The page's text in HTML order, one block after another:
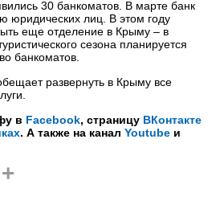
30 банкоматов. В марте банк
юридических лиц. В этом году
еще отделение в Крыму – в
сезона планируется
банкоматов.
развернуть в Крыму все
в Facebook, страницу ВКонтакте
. А также на канал Youtube и
+